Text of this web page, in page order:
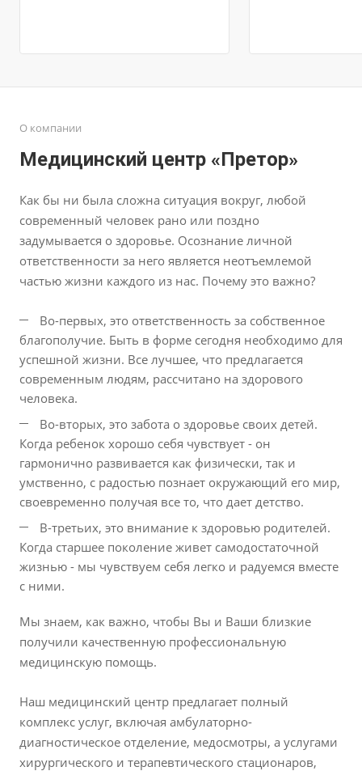
О компании
Медицинский центр «Претор»
Как бы ни была сложна ситуация вокруг, любой
современный человек рано или поздно
задумывается о здоровье. Осознание личной
ответственности за него является неотъемлемой
частью жизни каждого из нас. Почему это важно?
Во-первых, это ответственность за собственное
благополучие. Быть в форме сегодня необходимо для
успешной жизни. Все лучшее, что предлагается
современным людям, рассчитано на здорового
человека.
Во-вторых, это забота о здоровье своих детей.
Когда ребенок хорошо себя чувствует - он
гармонично развивается как физически, так и
умственно, с радостью познает окружающий его мир,
своевременно получая все то, что дает детство.
В-третьих, это внимание к здоровью родителей.
Когда старшее поколение живет самодостаточной
жизнью - мы чувствуем себя легко и радуемся вместе
с ними.
Мы знаем, как важно, чтобы Вы и Ваши близкие
получили качественную профессиональную
медицинскую помощь.
Наш медицинский центр предлагает полный
комплекс услуг, включая амбулаторно-
диагностическое отделение, медосмотры, а услугами
хирургического и терапевтического стационаров,